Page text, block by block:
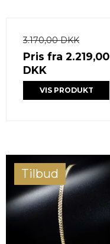
3.170,00 DKK
Pris fra 2.219,00
DKK
VIS PRODUKT
Tilbud